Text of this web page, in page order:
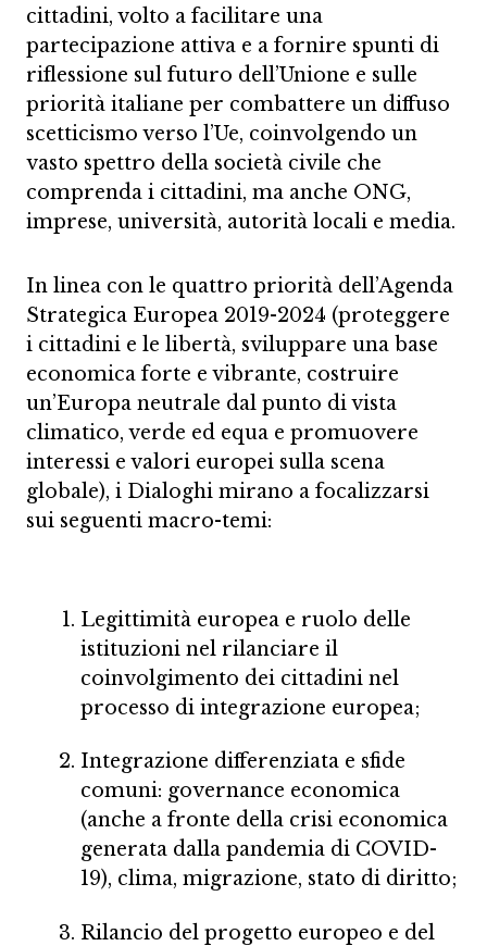
cittadini, volto a facilitare una
partecipazione attiva e a fornire spunti di
riflessione sul futuro dell’Unione e sulle
priorità italiane per combattere un diffuso
scetticismo verso l’Ue, coinvolgendo un
vasto spettro della società civile che
comprenda i cittadini, ma anche ONG,
imprese, università, autorità locali e media.
In linea con le quattro priorità dell’Agenda
Strategica Europea 2019-2024 (proteggere
i cittadini e le libertà, sviluppare una base
economica forte e vibrante, costruire
un’Europa neutrale dal punto di vista
climatico, verde ed equa e promuovere
interessi e valori europei sulla scena
globale), i Dialoghi mirano a focalizzarsi
sui seguenti macro-temi:
Legittimità europea e ruolo delle
istituzioni nel rilanciare il
coinvolgimento dei cittadini nel
processo di integrazione europea;
Integrazione differenziata e sfide
comuni: governance economica
(anche a fronte della crisi economica
generata dalla pandemia di COVID-
19), clima, migrazione, stato di diritto;
Rilancio del progetto europeo e del